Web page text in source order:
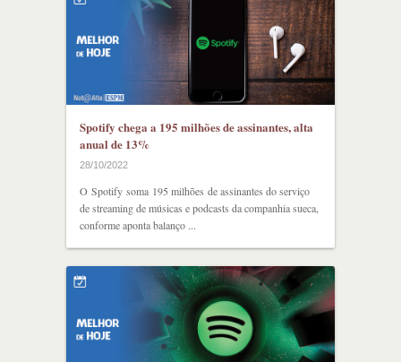
Spotify chega a 195 milhões de assinantes, alta
anual de 13%
28/10/2022
O Spotify soma 195 milhões de assinantes do serviço
de streaming de músicas e podcasts da companhia sueca,
conforme aponta balanço ...